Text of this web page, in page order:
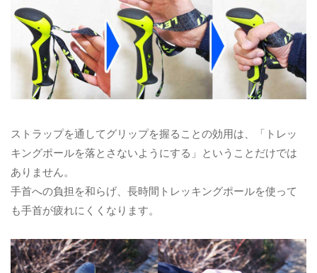
ストラップを通してグリップを握ることの効用は、「トレッ
キングポールを落とさないようにする」ということだけでは
ありません。
手首への負担を和らげ、長時間トレッキングポールを使って
も手首が疲れにくくなります。